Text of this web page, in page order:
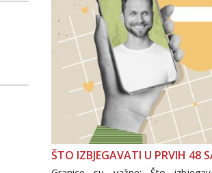
ŠTO IZBJEGAVATI U PRVIH 48